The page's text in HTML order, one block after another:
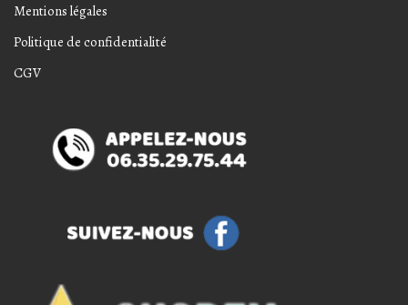
Mentions légales
Politique de confidentialité
CGV